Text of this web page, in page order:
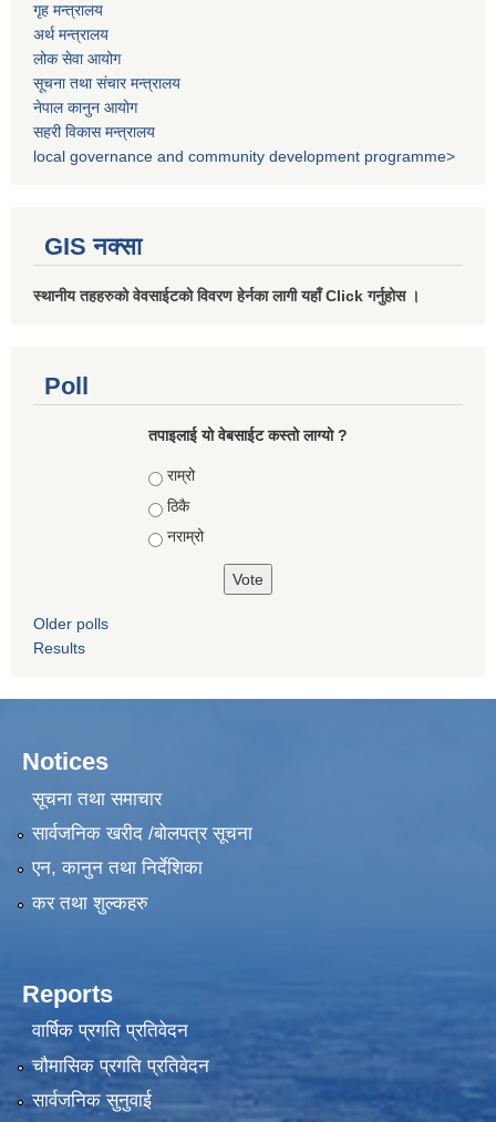
गृह मन्त्रालय
अर्थ मन्त्रालय
लोक सेवा आयोग
सूचना तथा संचार मन्त्रालय
नेपाल कानुन आयोग
सहरी विकास मन्त्रालय
local governance and community development programme>
GIS नक्सा
स्थानीय तहहरुको वेवसाईटको विवरण हेर्नका लागी यहाँ Click गर्नुहोस ।
Poll
तपाइलाई यो वेबसाईट कस्तो लाग्यो ?
Choices
राम्रो
ठिकै
नराम्रो
Older polls
Results
Notices
सूचना तथा समाचार
सार्वजनिक खरीद /बोलपत्र सूचना
एन, कानुन तथा निर्देशिका
कर तथा शुल्कहरु
Reports
वार्षिक प्रगति प्रतिवेदन
चौमासिक प्रगति प्रतिवेदन
सार्वजनिक सुनुवाई